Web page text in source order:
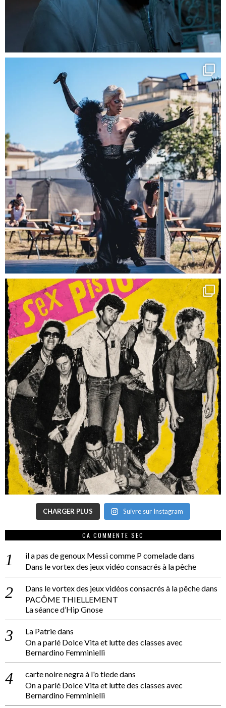
CHARGER PLUS Suivre sur Instagram
CA COMMENTE SEC
il a pas de genoux Messi comme P comeladedans
Dans le vortex des jeux vidéo consacrés à la pêche
Dans le vortex des jeux vidéos consacrés à la pêchedans
PACÔME THIELLEMENT
La séance d’Hip Gnose
La Patriedans
On a parlé Dolce Vita et lutte des classes avec
Bernardino Femminielli
carte noire negra à l'o tiededans
On a parlé Dolce Vita et lutte des classes avec
Bernardino Femminielli